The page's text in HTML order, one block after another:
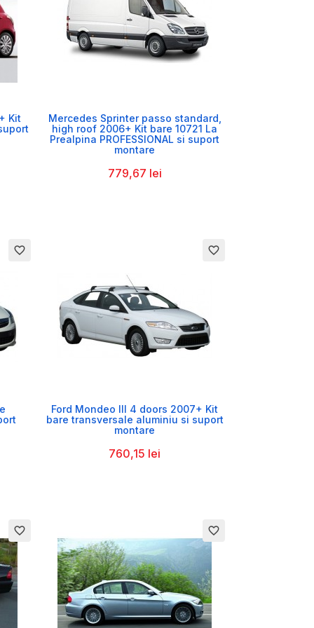
Kit

Mercedes Sprinter passo standard,
high roof 2006+ Kit bare 10721 La
Prealpina PROFESSIONAL si suport
montare
779,67 lei
favorite_border favorite_border

Ford Mondeo III 4 doors 2007+ Kit
bare transversale aluminiu si suport
montare
760,15 lei
favorite_border favorite_border